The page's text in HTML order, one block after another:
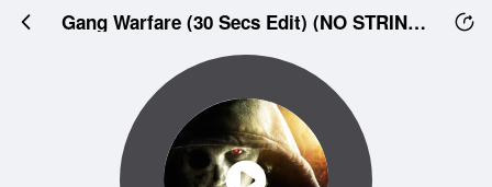
Gang Warfare (30 Secs Edit) (NO STRINGS)